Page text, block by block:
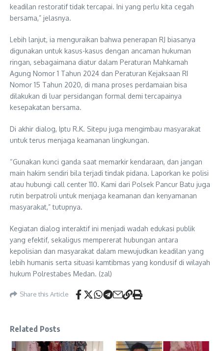
keadilan restoratif tidak tercapai. Ini yang perlu kita cegah
bersama,” jelasnya.
Lebih lanjut, ia menguraikan bahwa penerapan RJ biasanya
digunakan untuk kasus-kasus dengan ancaman hukuman
ringan, sebagaimana diatur dalam Peraturan Mahkamah
Agung Nomor 1 Tahun 2024 dan Peraturan Kejaksaan RI
Nomor 15 Tahun 2020, di mana proses perdamaian bisa
dilakukan di luar persidangan formal demi tercapainya
kesepakatan bersama.
Di akhir dialog, Iptu R.K. Sitepu juga mengimbau masyarakat
untuk terus menjaga keamanan lingkungan.
“Gunakan kunci ganda saat memarkir kendaraan, dan jangan
main hakim sendiri bila terjadi tindak pidana. Laporkan ke polisi
atau hubungi call center 110. Kami dari Polsek Pancur Batu juga
rutin berpatroli untuk menjaga keamanan dan kenyamanan
masyarakat,” tutupnya.
Kegiatan dialog interaktif ini menjadi wadah edukasi publik
yang efektif, sekaligus mempererat hubungan antara
kepolisian dan masyarakat dalam mewujudkan keadilan yang
lebih humanis serta situasi kamtibmas yang kondusif di wilayah
hukum Polrestabes Medan. (zal)
Share this Article
Related Posts